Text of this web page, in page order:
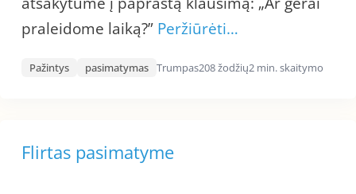
praleidome laiką?” Peržiūrėti…
Pažintys pasimatymas Trumpas208 žodžių2 min. skaitymo
Flirtas pasimatyme